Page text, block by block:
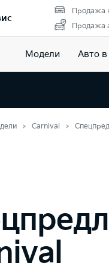
Продажа
Продажа
Модели Авто
Carnival